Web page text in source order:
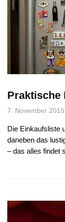
Praktische
7. November 2015
Die Einkaufsliste
daneben das
– das alles findet